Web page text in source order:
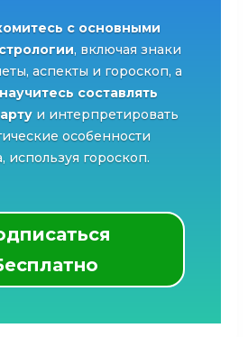
с основными
, включая знаки
аспекты и гороскоп, а
научитесь составлять
и интерпретировать
особенности
используя гороскоп.